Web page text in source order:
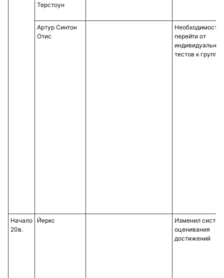
Терстоун
Артур Синтон
Отис
Необходимость
перейти от
индивидуальных
тестов к
Начало
20в.
Йеркс
Изменил
оценивания
достижений